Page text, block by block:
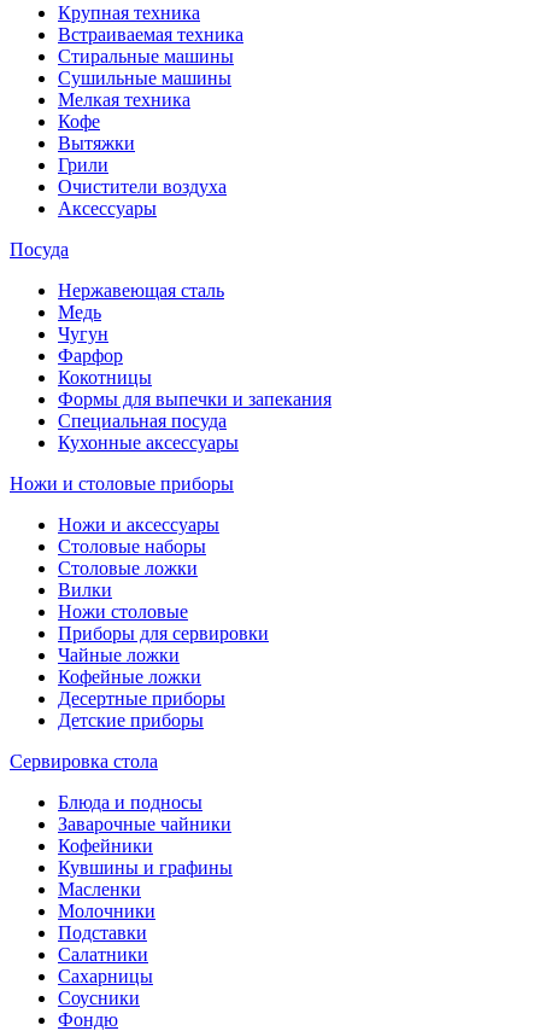
Крупная техника
Встраиваемая техника
Стиральные машины
Сушильные машины
Мелкая техника
Кофе
Вытяжки
Грили
Очистители воздуха
Аксессуары
Посуда
Нержавеющая сталь
Медь
Чугун
Фарфор
Кокотницы
Формы для выпечки и запекания
Специальная посуда
Кухонные аксессуары
Ножи и столовые приборы
Ножи и аксессуары
Столовые наборы
Столовые ложки
Вилки
Ножи столовые
Приборы для сервировки
Чайные ложки
Кофейные ложки
Десертные приборы
Детские приборы
Сервировка стола
Блюда и подносы
Заварочные чайники
Кофейники
Кувшины и графины
Масленки
Молочники
Подставки
Салатники
Сахарницы
Соусники
Фондю